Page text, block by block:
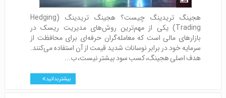
هجینگ تریدینگ چیست؟ هجینگ تریدینگ (Hedging
Trading) یکی از مهم‌ترین روش‌های مدیریت ریسک در
بازارهای مالی است که معامله‌گران حرفه‌ای برای محافظت از
سرمایه خود در برابر نوسانات شدید قیمت از آن استفاده می‌کنند.
هدف اصلی هجینگ، کسب سود بیشتر نیست، ب...
بیشتر بدانید